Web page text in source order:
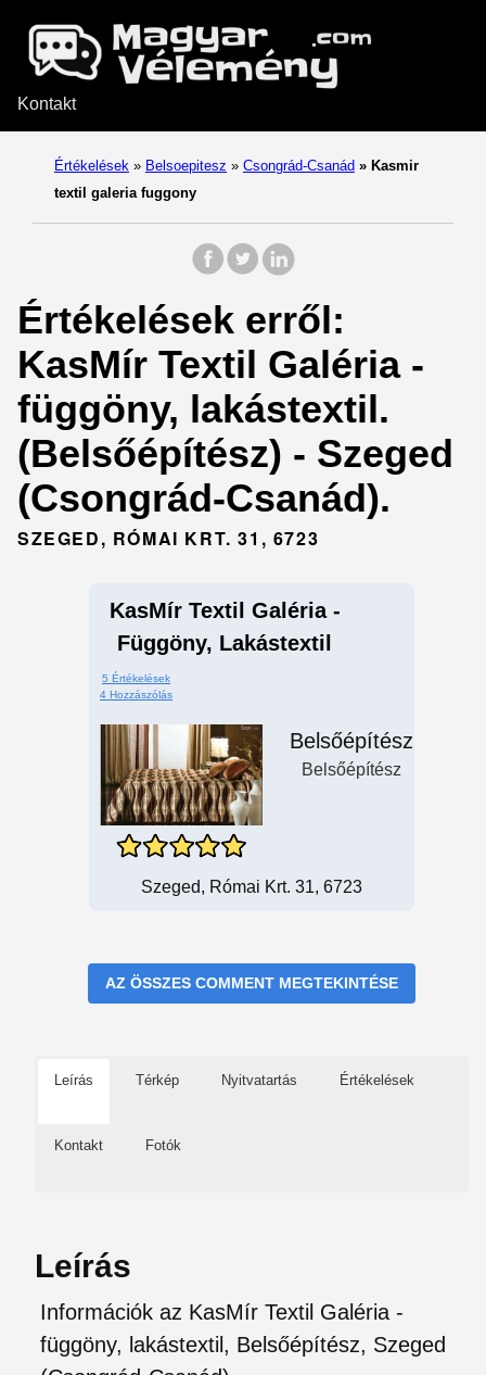
Kontakt
Értékelések » Belsoepitesz » Csongrád-Csanád » Kasmir
textil galeria fuggony
Értékelések erről:
KasMír Textil Galéria -
függöny, lakástextil.
(Belsőépítész) - Szeged
(Csongrád-Csanád).
SZEGED, RÓMAI KRT. 31, 6723
KasMír Textil Galéria -
Függöny, Lakástextil
5 Értékelések
4 Hozzászólás
Belsőépítész
Belsőépítész
Szeged, Római Krt. 31, 6723
AZ ÖSSZES COMMENT MEGTEKINTÉSE
Leírás Térkép Nyitvatartás Értékelések
Kontakt Fotók
Leírás
Információk az KasMír Textil Galéria -
függöny, lakástextil, Belsőépítész, Szeged